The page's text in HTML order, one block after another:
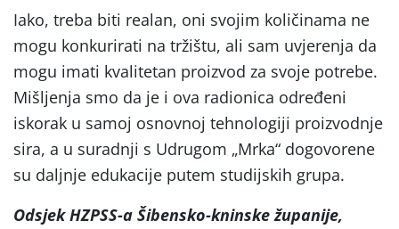
Iako, treba biti realan, oni svojim količinama ne
mogu konkurirati na tržištu, ali sam uvjerenja da
mogu imati kvalitetan proizvod za svoje potrebe.
Mišljenja smo da je i ova radionica određeni
iskorak u samoj osnovnoj tehnologiji proizvodnje
sira, a u suradnji s Udrugom „Mrka“ dogovorene
su daljnje edukacije putem studijskih grupa.
OdsjekHZPSS-a Šibensko-kninskežupanije,